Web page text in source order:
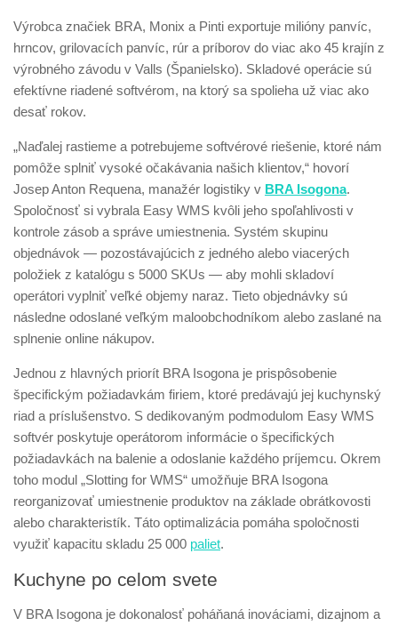
Výrobca značiek BRA, Monix a Pinti exportuje milióny panvíc,
hrncov, grilovacích panvíc, rúr a príborov do viac ako 45 krajín z
výrobného závodu v Valls (Španielsko). Skladové operácie sú
efektívne riadené softvérom, na ktorý sa spolieha už viac ako
desať rokov.
„Naďalej rastieme a potrebujeme softvérové riešenie, ktoré nám
pomôže splniť vysoké očakávania našich klientov,“ hovorí
Josep Anton Requena, manažér logistiky v BRA Isogona.
Spoločnosť si vybrala Easy WMS kvôli jeho spoľahlivosti v
kontrole zásob a správe umiestnenia. Systém skupinu
objednávok — pozostávajúcich z jedného alebo viacerých
položiek z katalógu s 5000 SKUs — aby mohli skladoví
operátori vyplniť veľké objemy naraz. Tieto objednávky sú
následne odoslané veľkým maloobchodníkom alebo zaslané na
splnenie online nákupov.
Jednou z hlavných priorít BRA Isogona je prispôsobenie
špecifickým požiadavkám firiem, ktoré predávajú jej kuchynský
riad a príslušenstvo. S dedikovaným podmodulom Easy WMS
softvér poskytuje operátorom informácie o špecifických
požiadavkách na balenie a odoslanie každého príjemcu. Okrem
toho modul „Slotting for WMS“ umožňuje BRA Isogona
reorganizovať umiestnenie produktov na základe obrátkovosti
alebo charakteristík. Táto optimalizácia pomáha spoločnosti
využiť kapacitu skladu 25 000 paliet.
Kuchyne po celom svete
V BRA Isogona je dokonalosť poháňaná inováciami, dizajnom a